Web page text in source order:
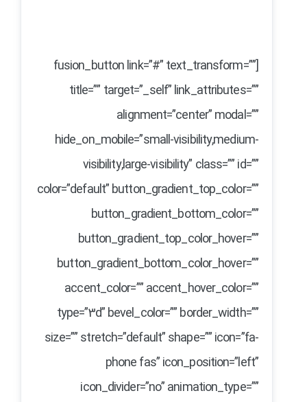
[fusion_button link=”#” text_transform=””
title=”” target=”_self” link_attributes=””
alignment=”center” modal=””
hide_on_mobile=”small-visibility,medium-
visibility,large-visibility” class=”” id=””
color=”default” button_gradient_top_color=””
button_gradient_bottom_color=””
button_gradient_top_color_hover=””
button_gradient_bottom_color_hover=””
accent_color=”” accent_hover_color=””
type=”3d” bevel_color=”” border_width=””
size=”” stretch=”default” shape=”” icon=”fa-
phone fas” icon_position=”left”
icon_divider=”no” animation_type=””